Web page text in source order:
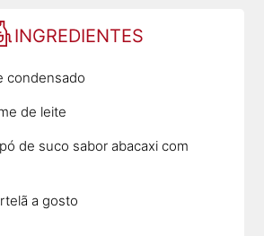
INGREDIENTES
condensado
de leite
de suco sabor abacaxi com
a gosto